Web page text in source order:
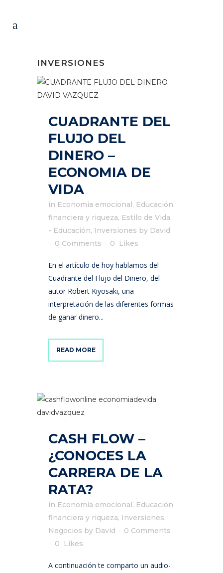
INVERSIONES
CUADRANTE DEL
FLUJO DEL
DINERO –
ECONOMIA DE
VIDA
in Economia emocional, Educación
financiera y riqueza, Estilo de Vida
- Educación, Inversiones by David
0 Comments
0 Likes
En el artículo de hoy hablamos del
Cuadrante del Flujo del Dinero, del
autor Robert Kiyosaki, una
interpretación de las diferentes formas
de ganar dinero...
READ MORE
CASH FLOW –
¿CONOCES LA
CARRERA DE LA
RATA?
in Economia emocional, Educación
financiera y riqueza, Inversiones,
Negocios by David
0 Comments
0
Likes
A continuación te comparto un audio-